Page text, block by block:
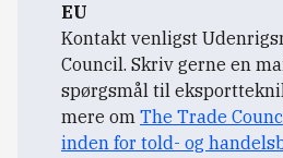
EU
Kontakt venligst
Council. Skriv gerne en
spørgsmål til
mere om The Trade
inden for told- og